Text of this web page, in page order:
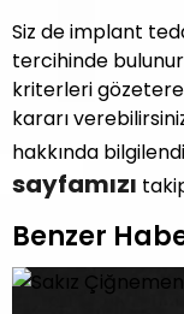
Siz de implant
tercihinde
kriterleri
kararı
hakkında
sayfamızı
Benzer